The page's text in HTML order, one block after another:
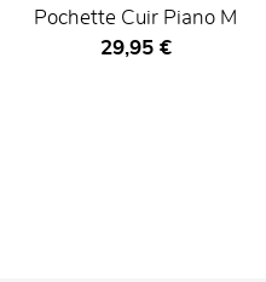
Pochette Cuir Piano M
Prix ​​actuel
29,95 €